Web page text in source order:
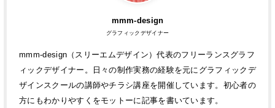
mmm-design
グラフィックデザイナー
mmm-design（スリーエムデザイン）代表のフリーランスグラフ
ィックデザイナー。日々の制作実務の経験を元にグラフィックデ
ザインスクールの講師やチラシ講座を開催しています。初心者の
方にもわかりやすくをモットーに記事を書いています。